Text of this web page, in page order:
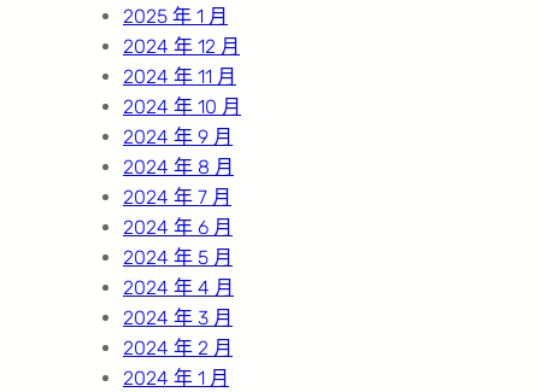
2025 年 1 月
2024 年 12 月
2024 年 11 月
2024 年 10 月
2024 年 9 月
2024 年 8 月
2024 年 7 月
2024 年 6 月
2024 年 5 月
2024 年 4 月
2024 年 3 月
2024 年 2 月
2024 年 1 月